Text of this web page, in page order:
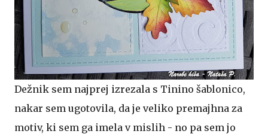
Dežnik sem najprej izrezala s Tinino šablonico,
nakar sem ugotovila, da je veliko premajhna za
motiv, ki sem ga imela v mislih - no pa sem jo